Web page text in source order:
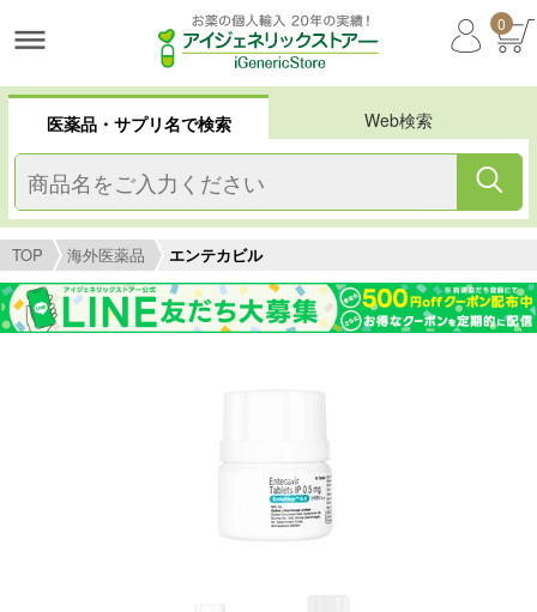
0
医薬品・サプリ名で検索 Web検索
TOP 海外医薬品 エンテカビル